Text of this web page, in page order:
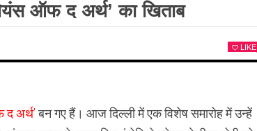
ऑफ द अर्थ’ का खिताब
LIKE
अर्थ’बन गए हैं। आज दिल्ली में एक विशेष समारोह में उन्हें